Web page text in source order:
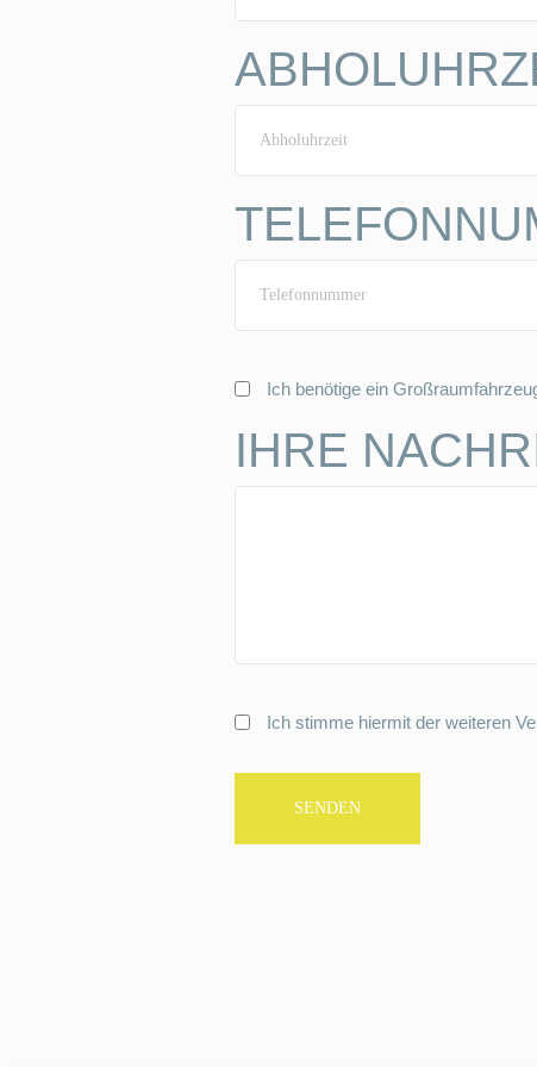
Ich benötige ein
IHRE
Ich stimme hiermit der weiteren